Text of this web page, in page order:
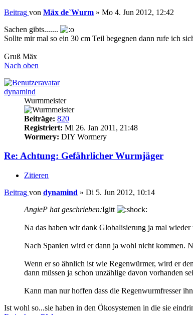
Beitrag von Mäx de`Wurm » Mo 4. Jun 2012, 12:42
Sachen gibts.......
Sollte mir mal so ein 30 cm Teil begegnen dann rufe ich
Gruß Mäx
Nach oben
dynamind
Wurmmeister
Beiträge: 820
Registriert: Mi 26. Jan 2011, 21:48
Wormery: DIY Wormery
Re: Achtung: Gefährlicher Wurmjäger
Zitieren
Beitrag von dynamind » Di 5. Jun 2012, 10:14
AngieP hat geschrieben:Igitt
Na das haben wir dank Globalisierung ja mal
Nach Spanien wird er dann ja wohl nicht kommen.
Wenn er so ähnlich ist wie Regenwürmer, wird er
dann müssen ja schon unzählige davon vorhanden
Kann man nur hoffen dass die Regenwurmfresser
Ist wohl so...sie haben in den Ökosystemen in die sie